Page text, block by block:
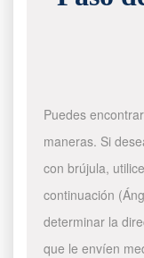
Puedes
maneras. Si
con brújula,
continuación
determinar la
que le envíen